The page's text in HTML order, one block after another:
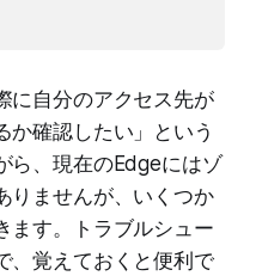
に自分のアクセス先が
か確認したい」という
ら、現在のEdgeにはゾ
りませんが、いくつか
ます。トラブルシュー
、覚えておくと便利で